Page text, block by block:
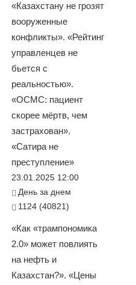
«Казахстану не грозят
вооруженные
конфликты». «Рейтинг
управленцев не
бьется с
реальностью».
«ОСМС: пациент
скорее мёртв, чем
застрахован».
«Сатира не
преступление»
23.01.2025 12:00
День за днем
1124 (40821)
«Как «трампономика
2.0» может повлиять
на нефть и
Казахстан?». «Цены